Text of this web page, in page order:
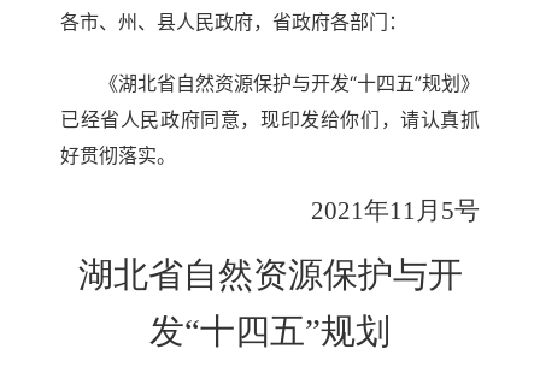
各市、州、县人民政府，省政府各部门：
《湖北省自然资源保护与开发“十四五”规划》
已经省人民政府同意，现印发给你们，请认真抓
好贯彻落实。
2021年11月5号
湖北省自然资源保护与开
发“十四五”规划